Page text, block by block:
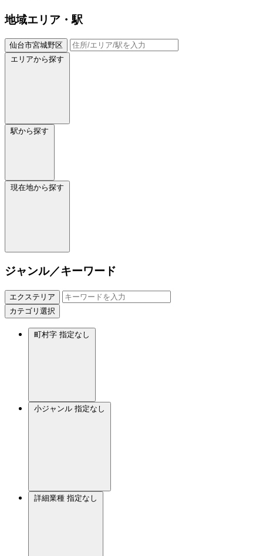
地域エリア・駅
仙台市宮城野区
エリアから探す
駅から探す
現在地から探す
ジャンル／キーワード
エクステリア
カテゴリ選択
町村字 指定なし
小ジャンル 指定なし
詳細業種 指定なし